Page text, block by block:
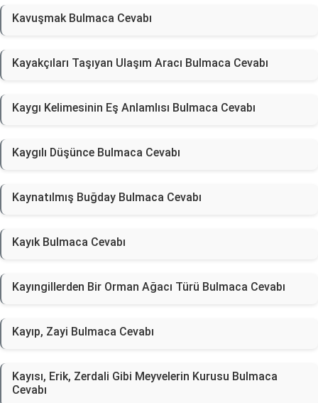
Kavuşmak Bulmaca Cevabı
Kayakçıları Taşıyan Ulaşım Aracı Bulmaca Cevabı
Kaygı Kelimesinin Eş Anlamlısı Bulmaca Cevabı
Kaygılı Düşünce Bulmaca Cevabı
Kaynatılmış Buğday Bulmaca Cevabı
Kayık Bulmaca Cevabı
Kayıngillerden Bir Orman Ağacı Türü Bulmaca Cevabı
Kayıp, Zayi Bulmaca Cevabı
Kayısı, Erik, Zerdali Gibi Meyvelerin Kurusu Bulmaca
Cevabı